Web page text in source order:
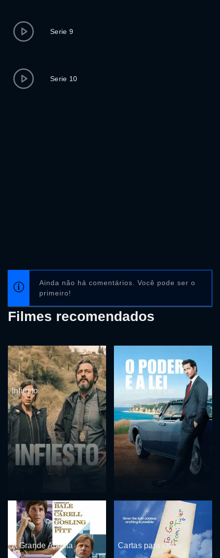
Serie 9
Serie 10
Ainda não há comentários. Você pode ser o
primeiro!
Filmes recomendados
Infiesto O Poder e a Lei
A Grande Aposta Cartas para Deus